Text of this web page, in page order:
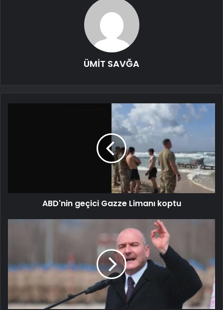
ÜMİT SAVĞA
ABD'nin geçici Gazze Limanı koptu